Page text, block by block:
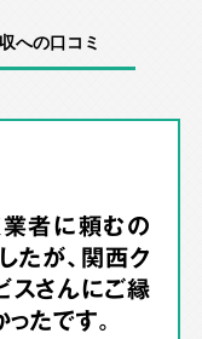
への口コミ
者に頼むの
たが、関西ク
スさんにご縁
たです。